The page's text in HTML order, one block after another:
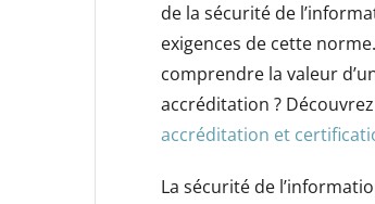
de la sécurité de
exigences de cette
comprendre la valeur
accréditation ?
accréditation et
La sécurité de